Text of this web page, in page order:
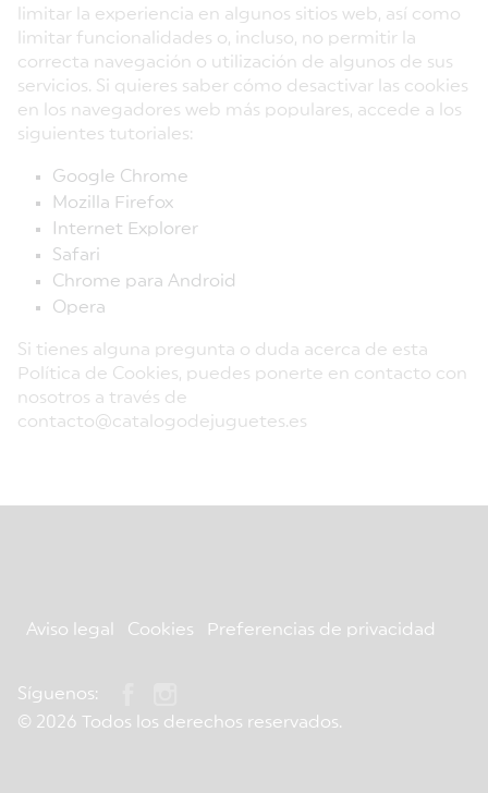
limitar la experiencia en algunos sitios web, así como
limitar funcionalidades o, incluso, no permitir la
correcta navegación o utilización de algunos de sus
servicios. Si quieres saber cómo desactivar las cookies
en los navegadores web más populares, accede a los
siguientes tutoriales:
Google Chrome
Mozilla Firefox
Internet Explorer
Safari
Chrome para Android
Opera
Si tienes alguna pregunta o duda acerca de esta
Política de Cookies, puedes ponerte en contacto con
nosotros a través de
contacto@catalogodejuguetes.es
Aviso legal Cookies Preferencias de privacidad
Síguenos:
© 2026 Todos los derechos reservados.